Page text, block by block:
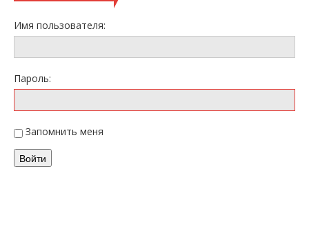
Имя пользователя:
Пароль:
Запомнить меня
Войти